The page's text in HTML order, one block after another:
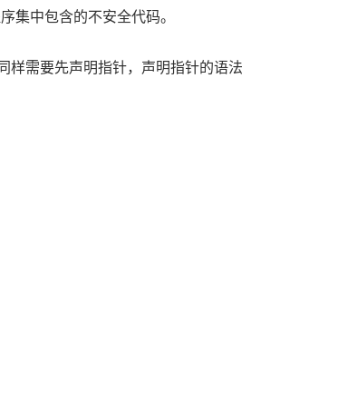
集中包含的不安全代码。
样需要先声明指针，声明指针的语法